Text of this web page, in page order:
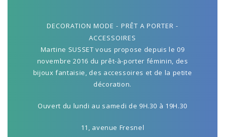
DECORATION MODE - PRÊT A PORTER -
ACCESSOIRES
Martine SUSSET vous propose depuis le 09
novembre 2016 du prêt-à-porter féminin, des
bijoux fantaisie, des accessoires et de la petite
décoration.
Ouvert du lundi au samedi de 9H.30 à 19H.30
11, avenue Fresnel